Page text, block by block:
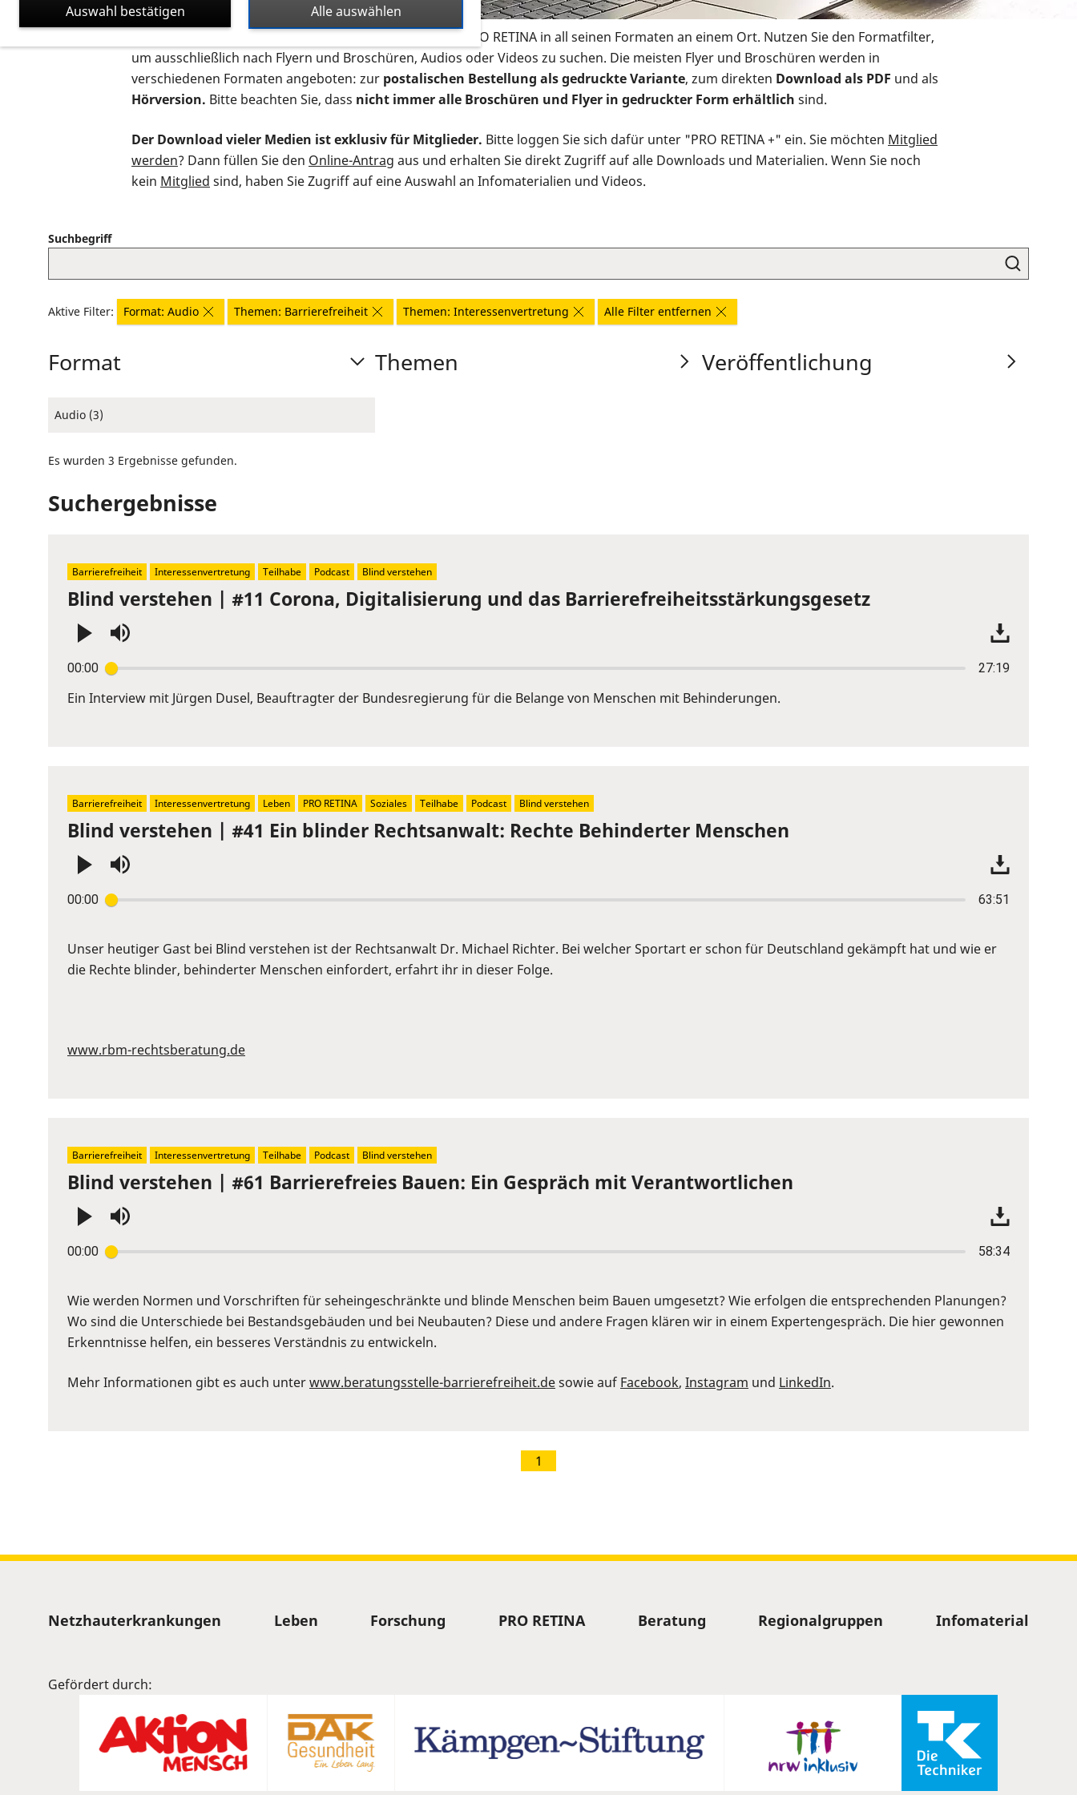
Auf dieser Seite finden Sie sämtliches Infomaterial der PRO RETINA in all seinen Formaten an einem Ort. Nutzen Sie den Formatfilter,
um ausschließlich nach Flyern und Broschüren, Audios oder Videos zu suchen. Die meisten Flyer und Broschüren werden in
verschiedenen Formaten angeboten: zur postalischen Bestellung als gedruckte Variante, zum direkten Download als PDF und als
Hörversion. Bitte beachten Sie, dass nicht immer alle Broschüren und Flyer in gedruckter Form erhältlich sind.
Der Download vieler Medien ist exklusiv für Mitglieder. Bitte loggen Sie sich dafür unter "PRO RETINA +" ein. Sie möchten Mitglied
werden? Dann füllen Sie den Online-Antrag aus und erhalten Sie direkt Zugriff auf alle Downloads und Materialien. Wenn Sie noch
kein Mitglied sind, haben Sie Zugriff auf eine Auswahl an Infomaterialien und Videos.
Suchbegriff
Aktive Filter: Format: Audio Themen: Barrierefreiheit Themen: Interessenvertretung Alle Filter entfernen
Format
Audio (3)
Themen Veröffentlichung
Es wurden 3 Ergebnisse gefunden.
Suchergebnisse
Blind verstehen | #11 Corona, Digitalisierung und das Barrierefreiheitsstärkungsgesetz
00:00 27:19
Enter
or
slider.
Ein Interview mit Jürgen Dusel, Beauftragter der Bundesregierung für die Belange von Menschen mit Behinderungen.
Barrierefreiheit Interessenvertretung Teilhabe Podcast Blind verstehen
Blind verstehen | #41 Ein blinder Rechtsanwalt: Rechte Behinderter Menschen
00:00 63:51
Enter
Space
to
Unser heutiger Gast bei Blind verstehen ist der Rechtsanwalt Dr. Michael Richter. Bei welcher Sportart er schon für Deutschland gekämpft hat und wie er
die Rechte blinder, behinderter Menschen einfordert, erfahrt ihr in dieser Folge.
www.rbm-rechtsberatung.de
Barrierefreiheit Interessenvertretung Leben PRO RETINA Soziales Teilhabe Podcast Blind verstehen
Blind verstehen | #61 Barrierefreies Bauen: Ein Gespräch mit Verantwortlichen
00:00 58:34
Enter
Space
to
show
slider.
Wie werden Normen und Vorschriften für seheingeschränkte und blinde Menschen beim Bauen umgesetzt? Wie erfolgen die entsprechenden Planungen?
Wo sind die Unterschiede bei Bestandsgebäuden und bei Neubauten? Diese und andere Fragen klären wir in einem Expertengespräch. Die hier gewonnen
Erkenntnisse helfen, ein besseres Verständnis zu entwickeln.
Mehr Informationen gibt es auch unterwww.beratungsstelle-barrierefreiheit.desowie auf Facebook, Instagram und LinkedIn.
Barrierefreiheit Interessenvertretung Teilhabe Podcast Blind verstehen
1
Sitemap
Netzhauterkrankungen Leben Forschung PRO RETINA Beratung Regionalgruppen Infomaterial
Gefördert durch:
Alle auswählen
Auswahl bestätigen